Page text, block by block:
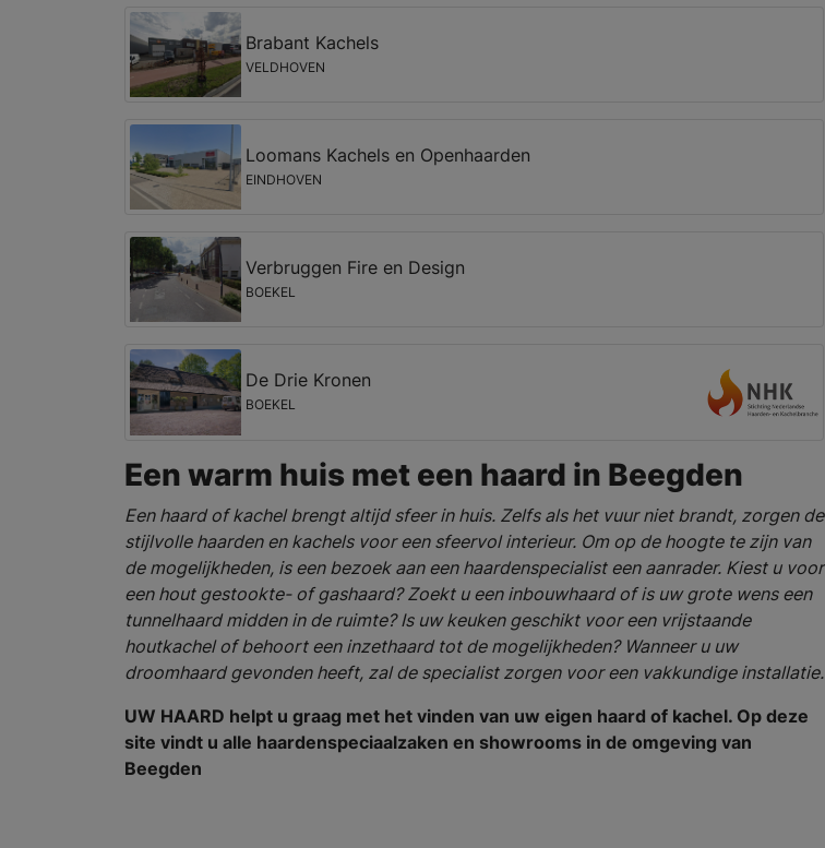
Brabant Kachels
VELDHOVEN
Loomans Kachels en Openhaarden
EINDHOVEN
Verbruggen Fire en Design
BOEKEL
De Drie Kronen
BOEKEL
Een warm huis met een haard in Beegden
Een haard of kachel brengt altijd sfeer in huis. Zelfs als het vuur niet brandt, zorgen de
stijlvolle haarden en kachels voor een sfeervol interieur. Om op de hoogte te zijn van
de mogelijkheden, is een bezoek aan een haardenspecialist een aanrader. Kiest u voor
een hout gestookte- of gashaard? Zoekt u een inbouwhaard of is uw grote wens een
tunnelhaard midden in de ruimte? Is uw keuken geschikt voor een vrijstaande
houtkachel of behoort een inzethaard tot de mogelijkheden? Wanneer u uw
droomhaard gevonden heeft, zal de specialist zorgen voor een vakkundige installatie.
UW HAARD helpt u graag met het vinden van uw eigen haard of kachel. Op deze
site vindt u alle haardenspeciaalzaken en showrooms in de omgeving van
Beegden